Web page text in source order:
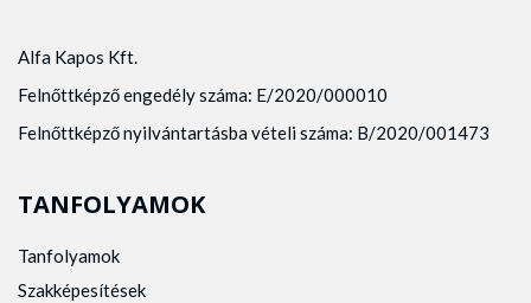
Alfa Kapos Kft.
Felnőttképző engedély száma: E/2020/000010
Felnőttképző nyilvántartásba vételi száma: B/2020/001473
TANFOLYAMOK
Tanfolyamok
Szakképesítések